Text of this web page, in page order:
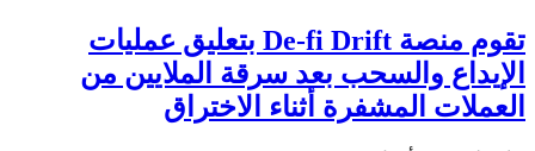
تقوم منصة De-fi Drift بتعليق عمليات
الإيداع والسحب بعد سرقة الملايين من
العملات المشفرة أثناء الاختراق